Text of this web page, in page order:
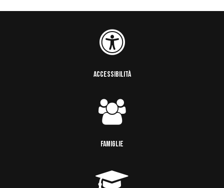
ACCESSIBILITÀ
FAMIGLIE